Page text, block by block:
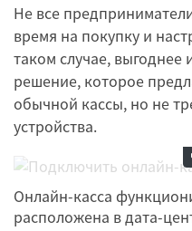
Не все
время на покупку и
таком случае, выгоднее
решение, которое
обычной кассы, но не
устройства.
Редакция
14 февраля 2023
10:53
Онлайн-касса
расположена в дата-